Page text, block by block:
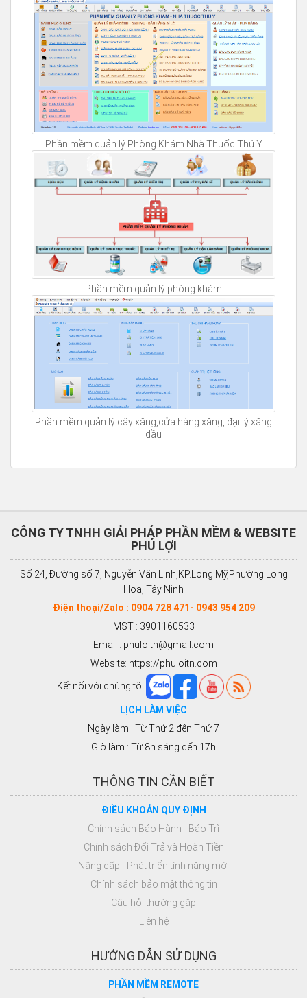
Phần mềm quản lý Phòng Khám Nhà Thuốc Thú Y
Phần mềm quản lý phòng khám
Phần mềm quản lý cây xăng,cửa hàng xăng, đại lý xăng
dầu
CÔNG TY TNHH GIẢI PHÁP PHẦN MỀM & WEBSITE
PHÚ LỢI
Số 24, Đường số 7, Nguyễn Văn Linh,KP.Long Mỹ,Phường Long
Hoa, Tây Ninh
Điện thoại/Zalo : 0904 728 471- 0943 954 209
MST : 3901160533
Email : phuloitn@gmail.com
Website: https://phuloitn.com
Kết nối với chúng tôi
LỊCH LÀM VIỆC
Ngày làm : Từ Thứ 2 đến Thứ 7
Giờ làm : Từ 8h sáng đến 17h
THÔNG TIN CẦN BIẾT
ĐIỀU KHOẢN QUY ĐỊNH
Chính sách Bảo Hành - Bảo Trì
Chính sách Đổi Trả và Hoàn Tiền
Nâng cấp - Phát triển tính năng mới
Chính sách bảo mật thông tin
Câu hỏi thường gặp
Liên hệ
HƯỚNG DẪN SỬ DỤNG
PHẦN MỀM REMOTE